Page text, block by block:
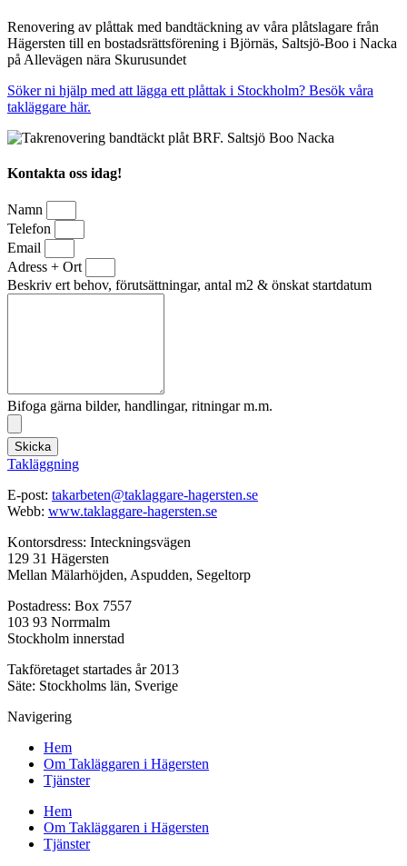
Renovering av plåttak med bandtäckning av våra plåtslagare från
Hägersten till en bostadsrättsförening i Björnäs, Saltsjö-Boo i Nacka
på Allevägen nära Skurusundet
Söker ni hjälp med att lägga ett plåttak i Stockholm? Besök våra
takläggare här.
Kontakta oss idag!
Namn
Telefon
Email
Adress + Ort
Beskriv ert behov, förutsättningar, antal m2 & önskat startdatum
Bifoga gärna bilder, handlingar, ritningar m.m.
Skicka
Takläggning
E-post: takarbeten@taklaggare-hagersten.se
Webb: www.taklaggare-hagersten.se
Kontorsdress: Inteckningsvägen
129 31 Hägersten
Mellan Mälarhöjden, Aspudden, Segeltorp
Postadress: Box 7557
103 93 Norrmalm
Stockholm innerstad
Takföretaget startades år 2013
Säte: Stockholms län, Sverige
Navigering
Hem
Om Takläggaren i Hägersten
Tjänster
Hem
Om Takläggaren i Hägersten
Tjänster